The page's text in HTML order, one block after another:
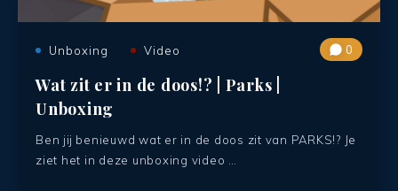
Unboxing Video 0
Wat zit er in de doos!? | Parks |
Unboxing
Ben jij benieuwd wat er in de doos zit van PARKS!? Je
ziet het in deze unboxing video …